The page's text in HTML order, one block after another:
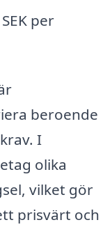
per
beroende
I
olika
vilket gör
prisvärt och